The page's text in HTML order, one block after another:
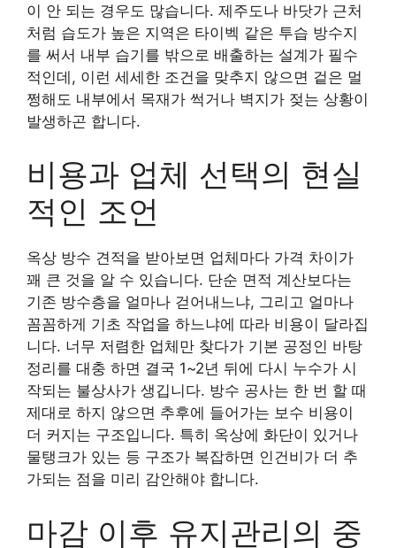
이 안 되는 경우도 많습니다. 제주도나 바닷가 근처
처럼 습도가 높은 지역은 타이벡 같은 투습 방수지
를 써서 내부 습기를 밖으로 배출하는 설계가 필수
적인데, 이런 세세한 조건을 맞추지 않으면 겉은 멀
쩡해도 내부에서 목재가 썩거나 벽지가 젖는 상황이
발생하곤 합니다.
비용과 업체 선택의 현실
적인 조언
옥상 방수 견적을 받아보면 업체마다 가격 차이가
꽤 큰 것을 알 수 있습니다. 단순 면적 계산보다는
기존 방수층을 얼마나 걷어내느냐, 그리고 얼마나
꼼꼼하게 기초 작업을 하느냐에 따라 비용이 달라집
니다. 너무 저렴한 업체만 찾다가 기본 공정인 바탕
정리를 대충 하면 결국 1~2년 뒤에 다시 누수가 시
작되는 불상사가 생깁니다. 방수 공사는 한 번 할 때
제대로 하지 않으면 추후에 들어가는 보수 비용이
더 커지는 구조입니다. 특히 옥상에 화단이 있거나
물탱크가 있는 등 구조가 복잡하면 인건비가 더 추
가되는 점을 미리 감안해야 합니다.
마감 이후 유지관리의 중